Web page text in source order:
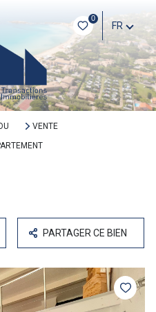
0
FR
VENTE
PARTAGER CE BIEN